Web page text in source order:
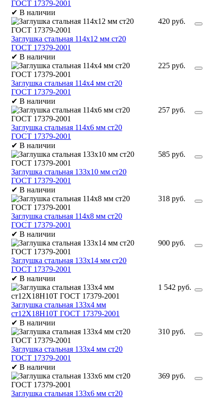
ГОСТ 17379-2001
✔ В наличии
Заглушка стальная 114х12 мм ст20
ГОСТ 17379-2001
✔ В наличии
420 руб.
Заглушка стальная 114х4 мм ст20
ГОСТ 17379-2001
✔ В наличии
225 руб.
Заглушка стальная 114х6 мм ст20
ГОСТ 17379-2001
✔ В наличии
257 руб.
Заглушка стальная 133х10 мм ст20
ГОСТ 17379-2001
✔ В наличии
585 руб.
Заглушка стальная 114х8 мм ст20
ГОСТ 17379-2001
✔ В наличии
318 руб.
Заглушка стальная 133х14 мм ст20
ГОСТ 17379-2001
✔ В наличии
900 руб.
Заглушка стальная 133х4 мм
ст12Х18Н10Т ГОСТ 17379-2001
✔ В наличии
1 542 руб.
Заглушка стальная 133х4 мм ст20
ГОСТ 17379-2001
✔ В наличии
310 руб.
Заглушка стальная 133х6 мм ст20
369 руб.